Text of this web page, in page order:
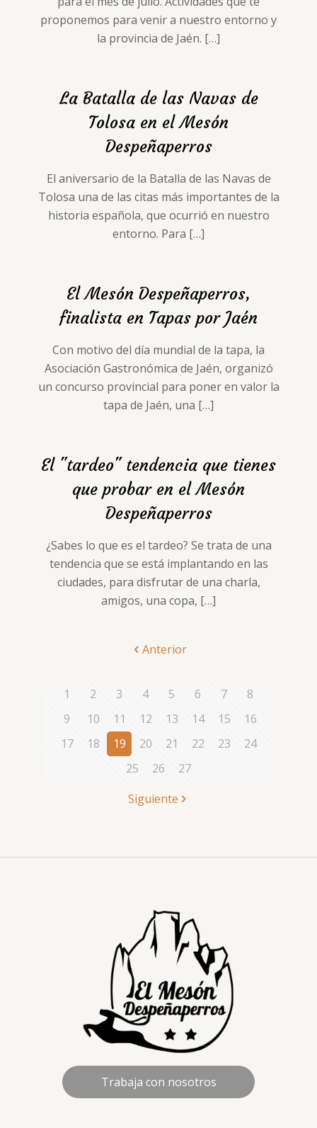
proponemos para venir a nuestro entorno y
la provincia de Jaén. […]
La Batalla de las Navas de
Tolosa en el Mesón
Despeñaperros
El aniversario de la Batalla de las Navas de
Tolosa una de las citas más importantes de la
historia española, que ocurrió en nuestro
entorno. Para […]
El Mesón Despeñaperros,
finalista en Tapas por Jaén
Con motivo del día mundial de la tapa, la
Asociación Gastronómica de Jaén, organizó
un concurso provincial para poner en valor la
tapa de Jaén, una […]
El "tardeo" tendencia que tienes
que probar en el Mesón
Despeñaperros
¿Sabes lo que es el tardeo? Se trata de una
tendencia que se está implantando en las
ciudades, para disfrutar de una charla,
amigos, una copa, […]
Anterior
1 2 3 4 5 6 7
8
9
10 11 12 13 14 15
16
17
18 19 20 21 22 23
24
25
26
27
Siguiente
Trabaja con nosotros